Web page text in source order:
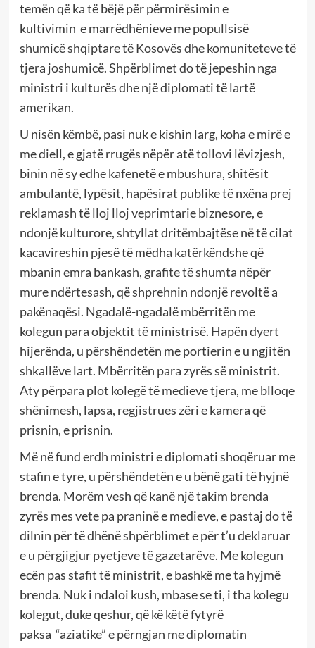
temën që ka të bëjë për përmirësimin e
kultivimin e marrëdhënieve me popullsisë
shumicë shqiptare të Kosovës dhe komuniteteve të
tjera joshumicë. Shpërblimet do të jepeshin nga
ministri i kulturës dhe një diplomati të lartë
amerikan.
U nisën këmbë, pasi nuk e kishin larg, koha e mirë e
me diell, e gjatë rrugës nëpër atë tollovi lëvizjesh,
binin në sy edhe kafenetë e mbushura, shitësit
ambulantë, lypësit, hapësirat publike të nxëna prej
reklamash të lloj lloj veprimtarie biznesore, e
ndonjë kulturore, shtyllat dritëmbajtëse në të cilat
kacavireshin pjesë të mëdha katërkëndshe që
mbanin emra bankash, grafite të shumta nëpër
mure ndërtesash, që shprehnin ndonjë revoltë a
pakënaqësi. Ngadalë-ngadalë mbërritën me
kolegun para objektit të ministrisë. Hapën dyert
hijerënda, u përshëndetën me portierin e u ngjitën
shkallëve lart. Mbërritën para zyrës së ministrit.
Aty përpara plot kolegë të medieve tjera, me blloqe
shënimesh, lapsa, regjistrues zëri e kamera që
prisnin, e prisnin.
Më në fund erdh ministri e diplomati shoqëruar me
stafin e tyre, u përshëndetën e u bënë gati të hyjnë
brenda. Morëm vesh që kanë një takim brenda
zyrës mes vete pa praninë e medieve, e pastaj do të
dilnin për të dhënë shpërblimet e për t’u deklaruar
e u përgjigjur pyetjeve të gazetarëve. Me kolegun
ecën pas stafit të ministrit, e bashkë me ta hyjmë
brenda. Nuk i ndaloi kush, mbase se ti, i tha kolegu
kolegut, duke qeshur, që kë këtë fytyrë
paksa “aziatike” e përngjan me diplomatin